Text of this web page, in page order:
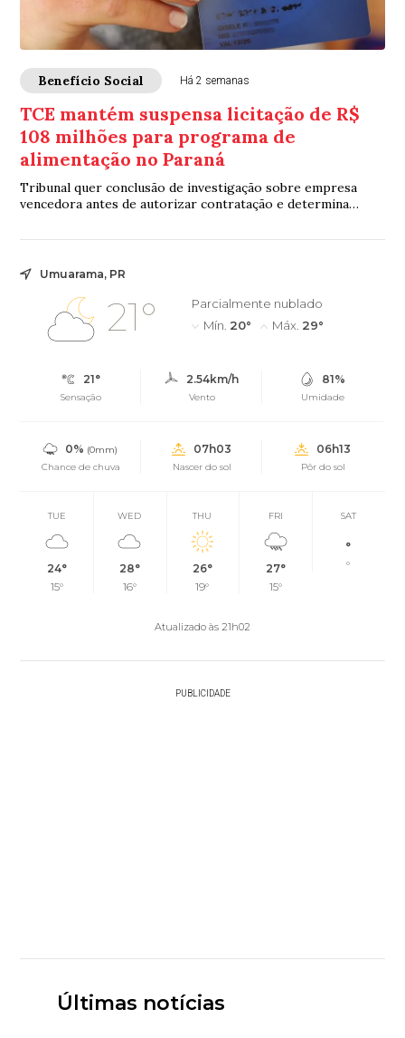
Benefício Social Há 2 semanas
TCE mantém suspensa licitação de R$
108 milhões para programa de
alimentação no Paraná
Tribunal quer conclusão de investigação sobre empresa
vencedora antes de autorizar contratação e determina
Umuarama, PR
21°
Parcialmente nublado
Mín. 20° Máx. 29°
21°
Sensação
2.54km/h
Vento
81%
Umidade
0% (0mm)
Chance de chuva
07h03
Nascer do sol
06h13
Pôr do sol
TUE
24°
15°
WED
28°
16°
THU
26°
19°
FRI
27°
15°
SAT
°
°
Atualizado às 21h02
PUBLICIDADE
Últimas notícias